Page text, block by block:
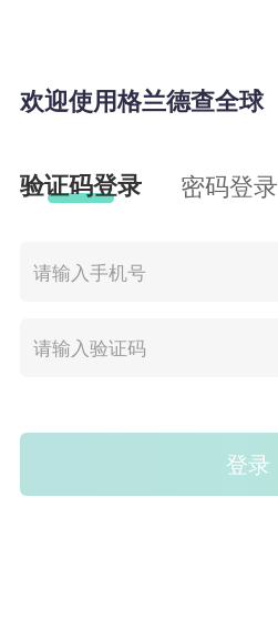
欢迎使用格兰德查全球
验证码登录 密码登录
登录